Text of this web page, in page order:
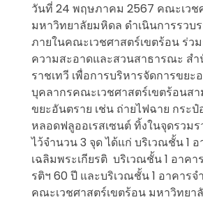
วันที่ 24 พฤษภาคม 2567 คณะเวช
มหาวิทยาลัยมหิดล ดำเนินการรวบ
ภายในคณะเวชศาสตร์เขตร้อน ร่ว
ความสะอาดและสวนสาธารณะ สำ
ราชเทวี เพื่อการบริหารจัดการขยะ
บุคลากรคณะเวชศาสตร์เขตร้อนสา
ขยะอันตราย เช่น ถ่ายไฟฉาย กระป๋
หลอดฟลูออเรสเซนต์ ทิ้งในจุดรวม
ไว้จำนวน 3 จุด ได้แก่ บริเวณชั้น 1 อ
เฉลิมพระเกียรติ บริเวณชั้น 1 อาคา
รติฯ 60 ปี และบริเวณชั้น 1 อาคาร
คณะเวชศาสตร์เขตร้อน มหาวิทยา